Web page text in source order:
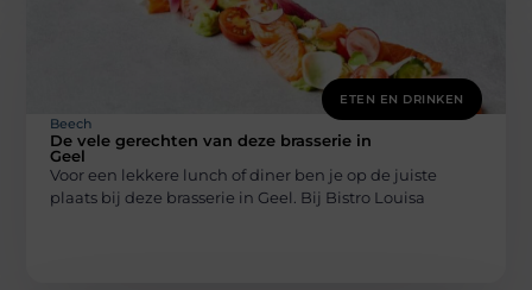
ETEN EN DRINKEN
Beech
De vele gerechten van deze brasserie in
Geel
Voor een lekkere lunch of diner ben je op de juiste
plaats bij deze brasserie in Geel. Bij Bistro Louisa